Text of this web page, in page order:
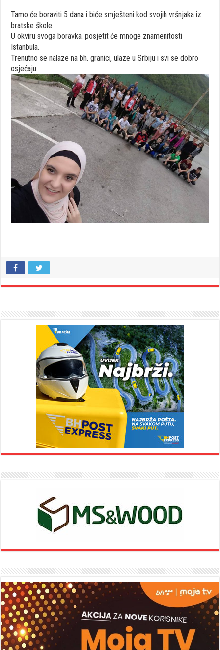
Tamo će boraviti 5 dana i biće smješteni kod svojih vršnjaka iz
bratske škole.
U okviru svoga boravka, posjetit će mnoge znamenitosti
Istanbula.
Trenutno se nalaze na bh. granici, ulaze u Srbiju i svi se dobro
osjećaju.